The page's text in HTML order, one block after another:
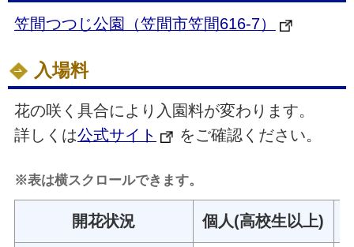
笠間つつじ公園（笠間市笠間616-7）
入場料
花の咲く具合により入園料が変わります。
詳しくは公式サイト をご確認ください。
※表は横スクロールできます。
開花状況 個人(高校生以上)